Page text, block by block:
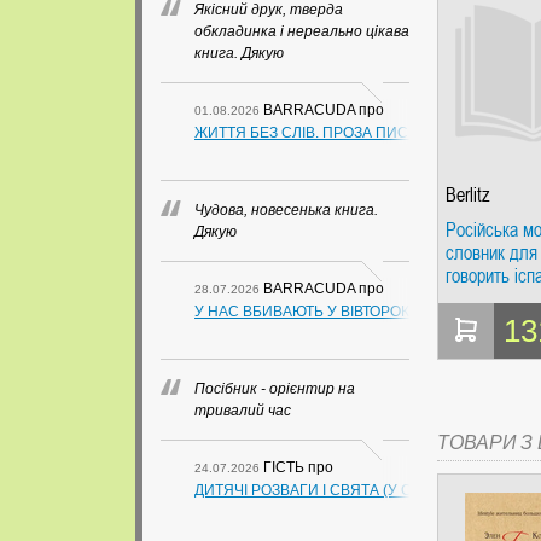
Якісний друк, тверда
обкладинка і нереально цікава
книга. Дякую
01.08.2026 BARRACUDAпро
ЖИТТЯ БЕЗ СЛІВ. ПРОЗА ПИСЬМЕННИКІВ ІЗ
Чудова, новесенька книга.
Дякую
28.07.2026 BARRACUDAпро
У НАС ВБИВАЮТЬ У ВІВТОРОК. СЛАПОВСЬКИЙ
Посібник - орієнтир на
тривалий час
24.07.2026 ГІСТЬ про
ДИТЯЧІ РОЗВАГИ І СВЯТА (У СХЕМАХ,
Berlitz
Російська
словник
говорить
Berlitz
ТОВАРИ З